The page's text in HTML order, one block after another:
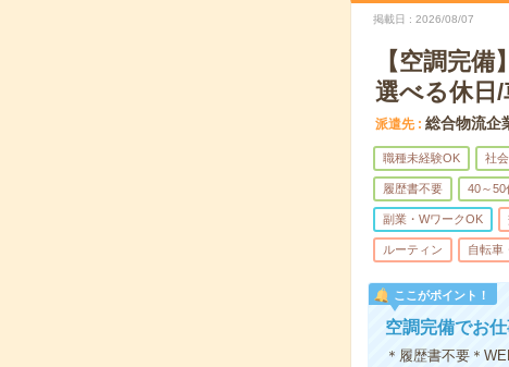
掲載日 2026/08/07
【空調完
選べる休日
派遣先 総合物流企
職種未経験OK 社
履歴書不要 40～50
副業・WワークOK
ルーティン 自転車
ここがポイント！
空調完備でお
＊履歴書不要＊